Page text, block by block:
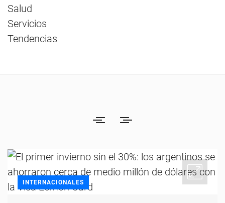
Salud
Servicios
Tendencias
INTERNACIONALES